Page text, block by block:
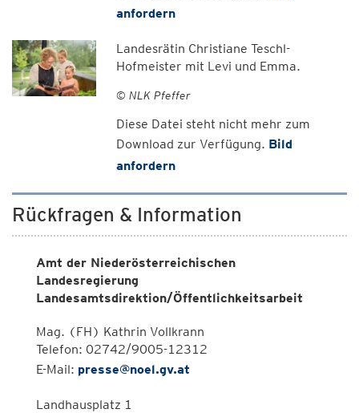
anfordern
Landesrätin Christiane Teschl-
Hofmeister mit Levi und Emma.
© NLK Pfeffer
Diese Datei steht nicht mehr zum
Download zur Verfügung. Bild
anfordern
Rückfragen & Information
Amt der Niederösterreichischen
Landesregierung
Landesamtsdirektion/Öffentlichkeitsarbeit
Mag. (FH) Kathrin Vollkrann
Telefon: 02742/9005-12312
E-Mail: presse@noel.gv.at
Landhausplatz 1